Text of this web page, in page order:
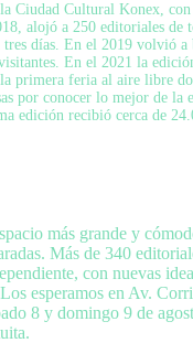
Ciudad Cultural Konex, con
alojó a 250 editoriales de
tres días. En el 2019 volvió a
En el 2021 la
primera feria al aire libre
por conocer lo mejor de la
edición recibió cerca de
más grande y
Más de 340
con nuevas
esperamos en Av.
8 y domingo 9 de